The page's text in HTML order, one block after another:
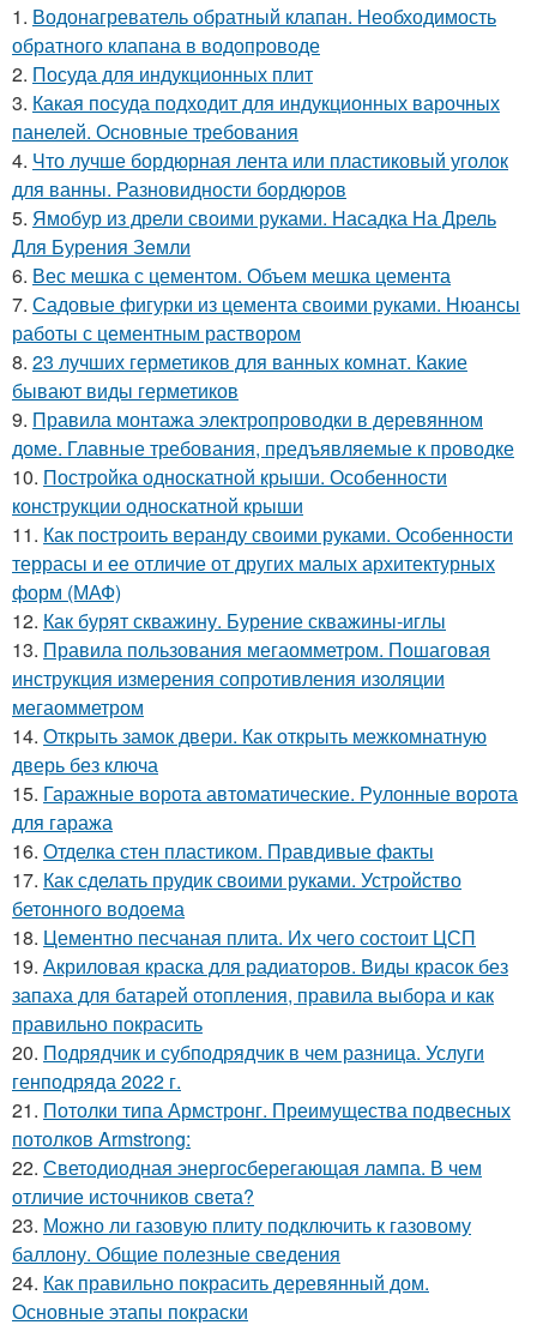
1. Водонагреватель обратный клапан. Необходимость
обратного клапана в водопроводе
2. Посуда для индукционных плит
3. Какая посуда подходит для индукционных варочных
панелей. Основные требования
4. Что лучше бордюрная лента или пластиковый уголок
для ванны. Разновидности бордюров
5. Ямобур из дрели своими руками. Насадка На Дрель
Для Бурения Земли
6. Вес мешка с цементом. Объем мешка цемента
7. Садовые фигурки из цемента своими руками. Нюансы
работы с цементным раствором
8. 23 лучших герметиков для ванных комнат. Какие
бывают виды герметиков
9. Правила монтажа электропроводки в деревянном
доме. Главные требования, предъявляемые к проводке
10. Постройка односкатной крыши. Особенности
конструкции односкатной крыши
11. Как построить веранду своими руками. Особенности
террасы и ее отличие от других малых архитектурных
форм (МАФ)
12. Как бурят скважину. Бурение скважины-иглы
13. Правила пользования мегаомметром. Пошаговая
инструкция измерения сопротивления изоляции
мегаомметром
14. Открыть замок двери. Как открыть межкомнатную
дверь без ключа
15. Гаражные ворота автоматические. Рулонные ворота
для гаража
16. Отделка стен пластиком. Правдивые факты
17. Как сделать прудик своими руками. Устройство
бетонного водоема
18. Цементно песчаная плита. Их чего состоит ЦСП
19. Акриловая краска для радиаторов. Виды красок без
запаха для батарей отопления, правила выбора и как
правильно покрасить
20. Подрядчик и субподрядчик в чем разница. Услуги
генподряда 2022 г.
21. Потолки типа Армстронг. Преимущества подвесных
потолков Armstrong:
22. Светодиодная энергосберегающая лампа. В чем
отличие источников света?
23. Можно ли газовую плиту подключить к газовому
баллону. Общие полезные сведения
24. Как правильно покрасить деревянный дом.
Основные этапы покраски